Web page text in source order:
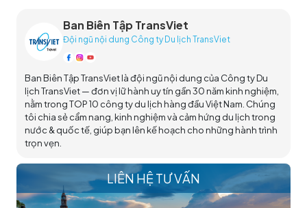
Ban Biên Tập TransViet
Đội ngũ nội dung Công ty Du lịch TransViet
Ban Biên Tập TransViet là đội ngũ nội dung của Công ty Du
lịch TransViet — đơn vị lữ hành uy tín gần 30 năm kinh nghiệm,
nằm trong TOP 10 công ty du lịch hàng đầu Việt Nam. Chúng
tôi chia sẻ cẩm nang, kinh nghiệm và cảm hứng du lịch trong
nước & quốc tế, giúp bạn lên kế hoạch cho những hành trình
trọn vẹn.
LIÊN HỆ TƯ VẤN